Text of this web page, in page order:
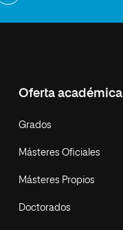
Oferta académica
Grados
Másteres Oficiales
Másteres Propios
Doctorados